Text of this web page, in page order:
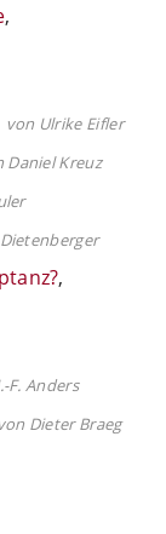
,
von Ulrike Eifler
Daniel Kreuz
,
F. Anders
von Dieter Braeg